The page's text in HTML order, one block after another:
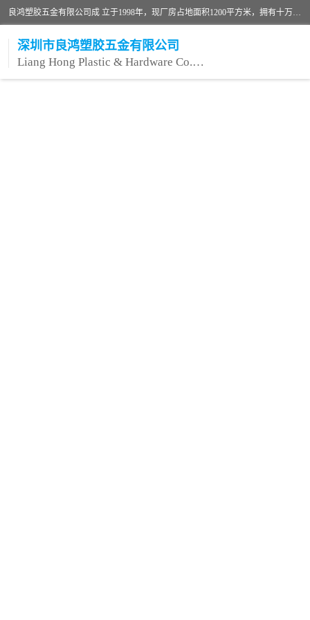
良鸿塑胶五金有限公司成 立于1998年，现厂房占地面积1200平方米，拥有十万级无尘车间，自动喷涂线1条，手动喷涂线2条，丝印移印滚印烫印拉线1条，本公司自建厂以来一直 以“顾客、品质、服务三个第一”为原则，从来货到处理、喷漆、烘烤、品检、包装等每一道工序都严格把持质量关，竭诚为广大朋友、客户服务。现如今已深得广 大客户信赖。
深圳市良鸿塑胶五金有限公司
Liang Hong Plastic & Hardware Co. Ltd